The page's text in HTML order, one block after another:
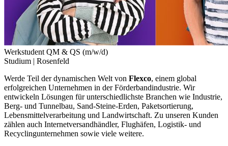
Werkstudent QM & QS (m/w/d)
Studium | Rosenfeld
Werde Teil der dynamischen Welt von Flexco, einem global
erfolgreichen Unternehmen in der Förderbandindustrie. Wir
entwickeln Lösungen für unterschiedlichste Branchen wie Industrie,
Berg- und Tunnelbau, Sand-Steine-Erden, Paketsortierung,
Lebensmittelverarbeitung und Landwirtschaft. Zu unseren Kunden
zählen auch Internetversandhändler, Flughäfen, Logistik- und
Recyclingunternehmen sowie viele weitere.